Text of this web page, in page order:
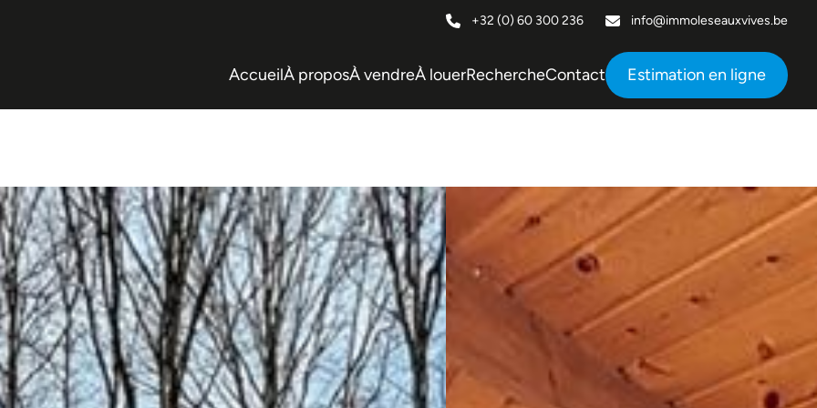
+32 (0) 60 300 236 info@immoleseauxvives.be
AccueilÀ proposÀ vendreÀ louerRechercheContact Estimation en ligne